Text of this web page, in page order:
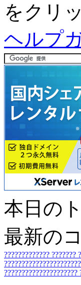
をクリ
ヘルプ
本日の
最新の
????????????? ???????
?????????????????????